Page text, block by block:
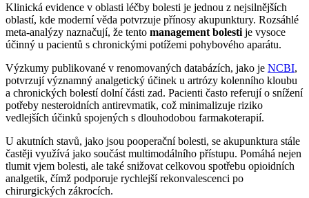
Klinická evidence v oblasti léčby bolesti je jednou z nejsilnějších
oblastí, kde moderní věda potvrzuje přínosy akupunktury. Rozsáhlé
meta-analýzy naznačují, že tento management bolesti je vysoce
účinný u pacientů s chronickými potížemi pohybového aparátu.
Výzkumy publikované v renomovaných databázích, jako je NCBI,
potvrzují významný analgetický účinek u artrózy kolenního kloubu
a chronických bolestí dolní části zad. Pacienti často referují o snížení
potřeby nesteroidních antirevmatik, což minimalizuje riziko
vedlejších účinků spojených s dlouhodobou farmakoterapií.
U akutních stavů, jako jsou pooperační bolesti, se akupunktura stále
častěji využívá jako součást multimodálního přístupu. Pomáhá nejen
tlumit vjem bolesti, ale také snižovat celkovou spotřebu opioidních
analgetik, čímž podporuje rychlejší rekonvalescenci po
chirurgických zákrocích.